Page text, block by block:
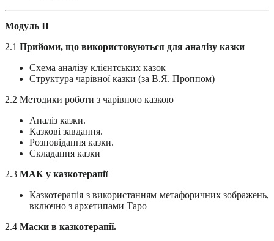
Модуль II
2.1 Прийоми, що використовуються для аналізу казки
Схема аналізу клієнтських казок
Структура чарівної казки (за В.Я. Проппом)
2.2 Методики роботи з чарівною казкою
Аналіз казки.
Казкові завдання.
Розповідання казки.
Складання казки
2.3 МАК у казкотерапії
Казкотерапія з використанням метафоричних зображень,
включно з архетипами Таро
2.4 Маски в казкотерапії.